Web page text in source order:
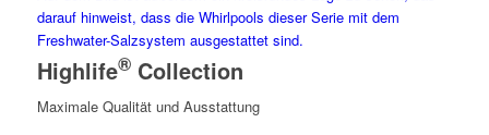
Highlife®Collection
Maximale Qualität und Ausstattung